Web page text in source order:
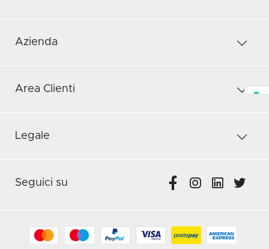
Azienda
Area Clienti
Legale
Seguici su